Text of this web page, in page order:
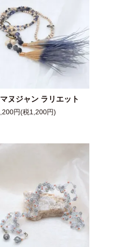
ヌジャン ラリエット
円(税1,200円)